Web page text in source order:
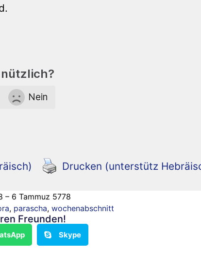
Nein
Drucken (unterstütz
– 6 Tammuz 5778
, parascha, wochenabschnitt
Freunden!
Skype